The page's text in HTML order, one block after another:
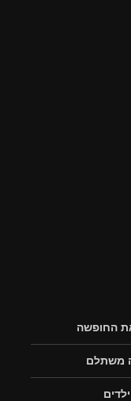
החופשה
משתלם